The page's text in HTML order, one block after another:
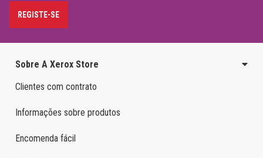
REGISTE-SE
Sobre A Xerox Store
Clientes com contrato
Informações sobre produtos
Encomenda fácil